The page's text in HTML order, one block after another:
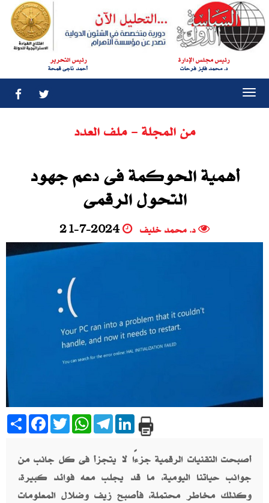
رئيس مجلس الإدارة
د. محمد فايز فرحات
رئيس التحرير
أحمد ناجى قمحة
من المجلة - ملف العدد
أهمية الحوكمة فى دعم جهود
التحول الرقمى
د. محمد خليف 21-7-2024
Share Facebook
TwitterWhatsAppTelegramLinkedIn
أصبحت التقنيات الرقمية جزءًا لا يتجزأ فى كل جانب من
جوانب حياتنا اليومية، ما قد يجلب معه فوائد كبيرة،
وكذلك مخاطر محتملة، فأصبح زيف وضلال المعلومات